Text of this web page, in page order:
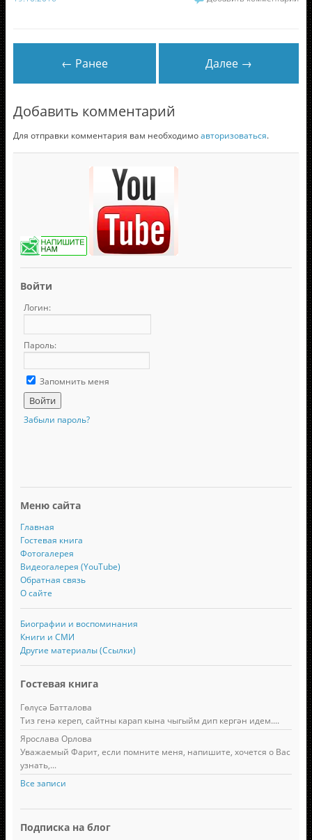
← Ранее Далее →
Добавить комментарий
Для отправки комментария вам необходимоавторизоваться.
Войти
Логин:
Пароль:
Запомнить меня
Забыли пароль?
Меню сайта
Главная
Гостевая книга
Фотогалерея
Видеогалерея (YouTube)
Обратная связь
О сайте
Биографии и воспоминания
Книги и СМИ
Другие материалы (Ссылки)
Гостевая книга
Гөлүсә Батталова
Тиз генә кереп, сайтны карап кына чыгыйм дип кергән идем....
Ярослава Орлова
Уважаемый Фарит, если помните меня, напишите, хочется о Вас
узнать,...
Все записи
Подписка на блог